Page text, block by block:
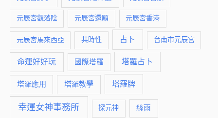
元辰宮觀落陰 元辰宮還願 元辰宮香港
元辰宮馬來西亞 共時性 占卜 台南市元辰宮
命運好好玩 國際塔羅 塔羅占卜
塔羅應用 塔羅教學 塔羅牌
幸運女神事務所 探元神 絲雨